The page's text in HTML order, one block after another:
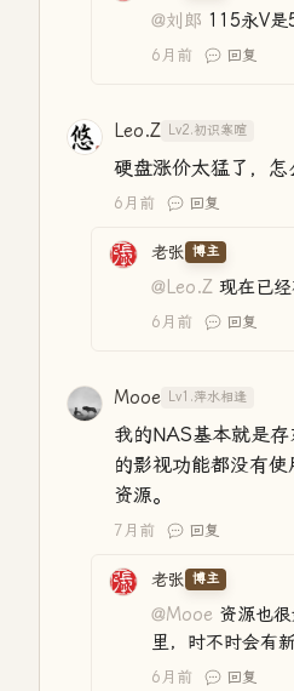
@刘郎 115永V是
6月前 回复
Leo.Z Lv2.初识寒暄
硬盘涨价太猛了，怎
6月前 回复
老张 博主
@Leo.Z 现在已
6月前 回复
Mooe Lv1.萍水相逢
我的NAS基本就是
的影视功能都没有
资源。
7月前 回复
老张 博主
@Mooe 资源也
里，时不时会有
6月前 回复